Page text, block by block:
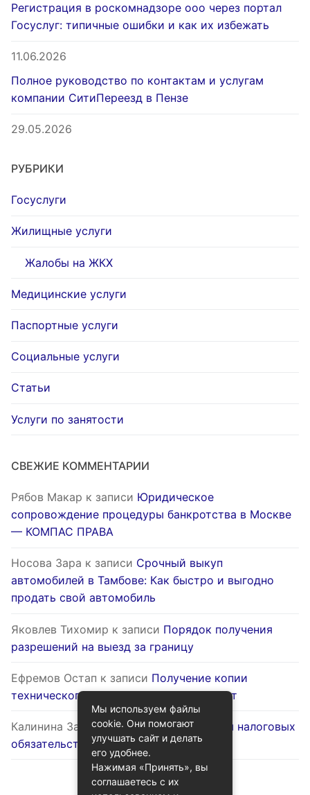
Регистрация в роскомнадзоре ооо через портал
Госуслуг: типичные ошибки и как их избежать
11.06.2026
Полное руководство по контактам и услугам
компании СитиПереезд в Пензе
29.05.2026
РУБРИКИ
Госуслуги
Жилищные услуги
Жалобы на ЖКХ
Медицинские услуги
Паспортные услуги
Социальные услуги
Статьи
Услуги по занятости
СВЕЖИЕ КОММЕНТАРИИ
Рябов Макар к записи Юридическое
сопровождение процедуры банкротства в Москве
— КОМПАС ПРАВА
Носова Зара к записи Срочный выкуп
автомобилей в Тамбове: Как быстро и выгодно
продать свой автомобиль
Яковлев Тихомир к записи Порядок получения
разрешений на выезд за границу
Ефремов Остап к записи Получение копии
технического паспорта на жилой объект
Калинина Залинак записиОптимизация налоговых
обязательств через госуслуги
Мы используем файлы
cookie. Они помогают
улучшать сайт и делать
его удобнее.
Нажимая «Принять», вы
соглашаетесь с их